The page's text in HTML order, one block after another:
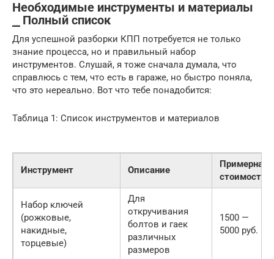
Необходимые инструменты и материалы
⎯ Полный список
Для успешной разборки КПП потребуется не только
знание процесса, но и правильный набор
инструментов. Слушай, я тоже сначала думала, что
справлюсь с тем, что есть в гараже, но быстро поняла,
что это нереально. Вот что тебе понадобится:
Таблица 1: Список инструментов и материалов
Инструмент Описание
Примерная
стоимость
Набор ключей
(рожковые,
накидные,
торцевые)
Для
откручивания
болтов и гаек
различных
размеров
1500 —
5000 руб.